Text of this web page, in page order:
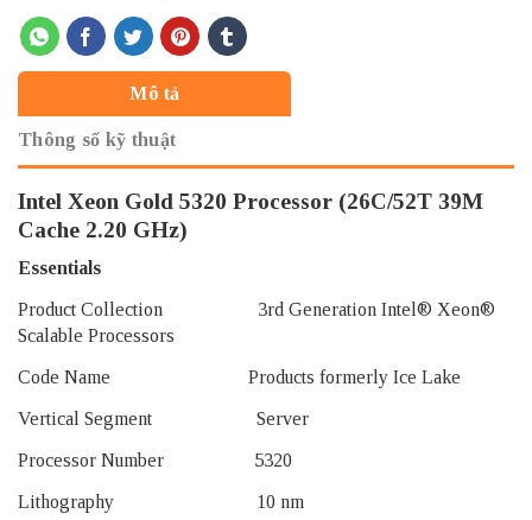
Mô tả
Thông số kỹ thuật
Intel Xeon Gold 5320 Processor (26C/52T 39M
Cache 2.20 GHz)
Essentials
Product Collection 3rd Generation Intel® Xeon®
Scalable Processors
Code Name Products formerly Ice Lake
Vertical Segment Server
Processor Number 5320
Lithography 10 nm